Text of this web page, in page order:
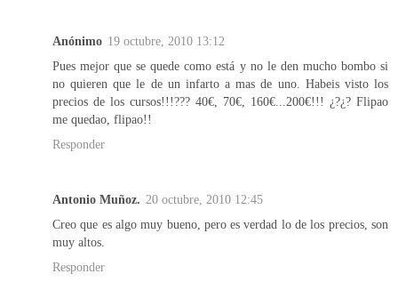
Anónimo 19 octubre, 2010 13:12
Pues mejor que se quede como está y no le den mucho bombo si
no quieren que le de un infarto a mas de uno. Habeis visto los
precios de los cursos!!!??? 40€, 70€, 160€...200€!!! ¿?¿? Flipao
me quedao, flipao!!
Responder
Antonio Muñoz. 20 octubre, 2010 12:45
Creo que es algo muy bueno, pero es verdad lo de los precios, son
muy altos.
Responder